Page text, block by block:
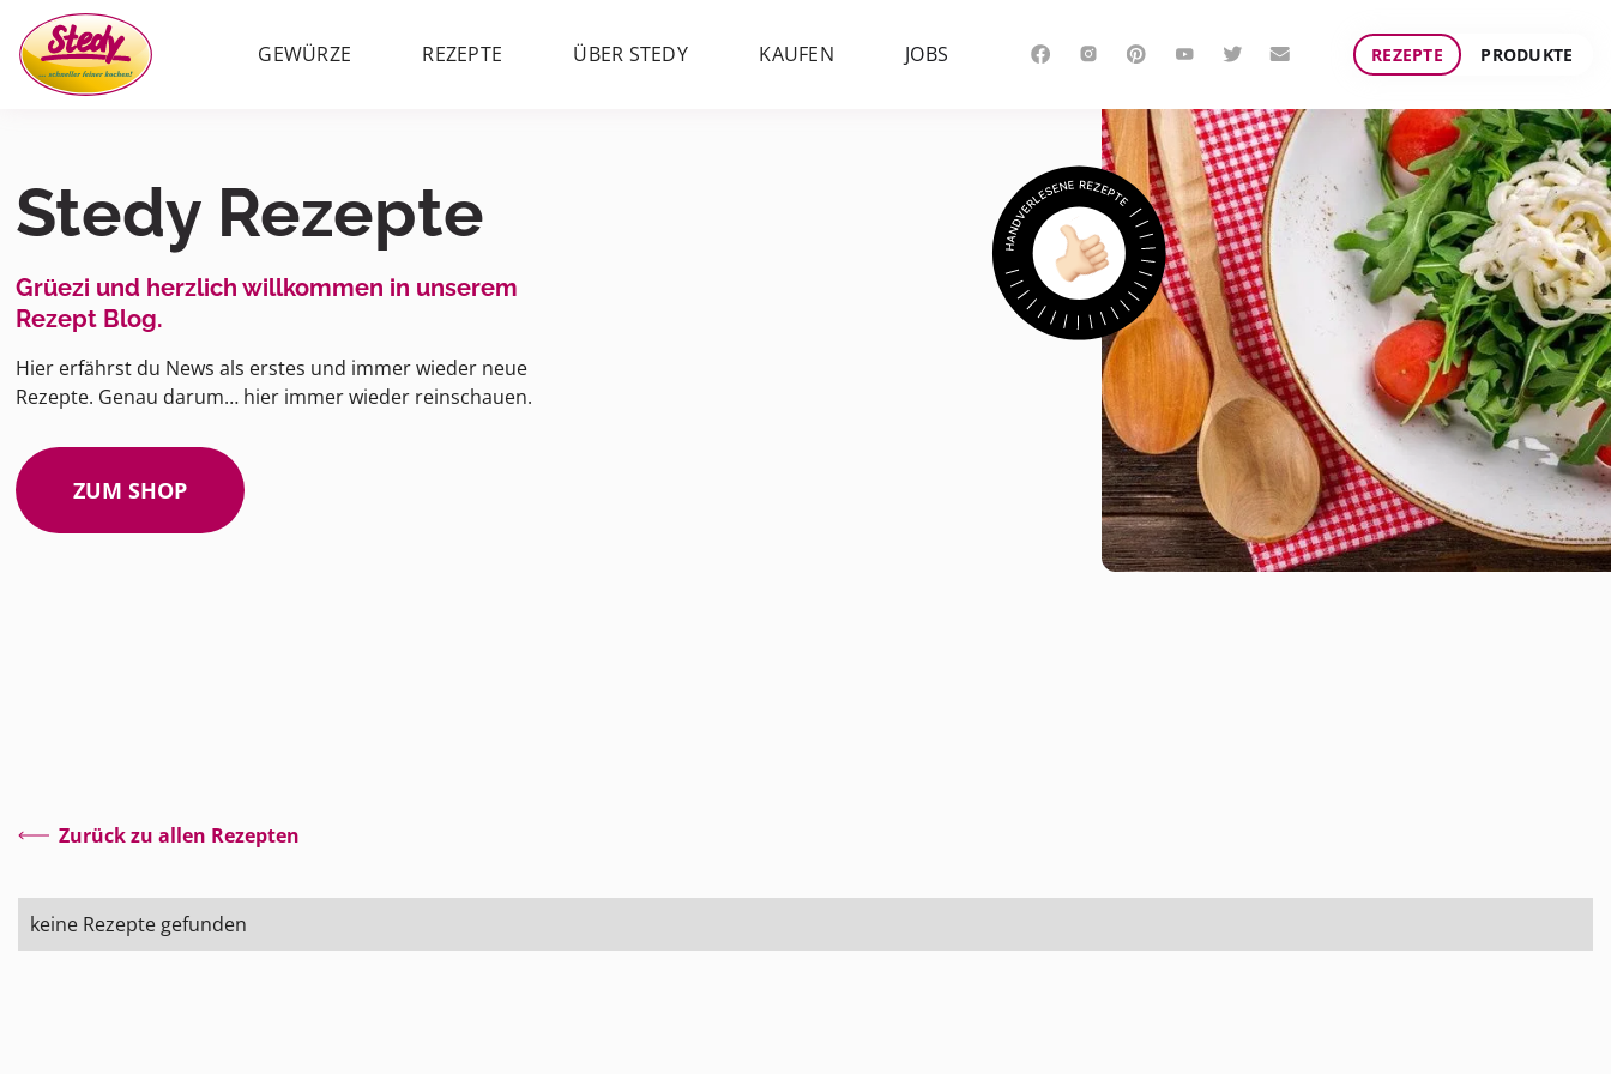
GEWÜRZE REZEPTE ÜBER STEDY KAUFEN JOBS REZEPTE PRODUKTE
Stedy Rezepte
Grüezi und herzlich willkommen in unserem
Rezept Blog.
Hier erfährst du News als erstes und immer wieder neue
Rezepte. Genau darum… hier immer wieder reinschauen.
ZUM SHOP
Zurück zu allen Rezepten
keine Rezepte gefunden